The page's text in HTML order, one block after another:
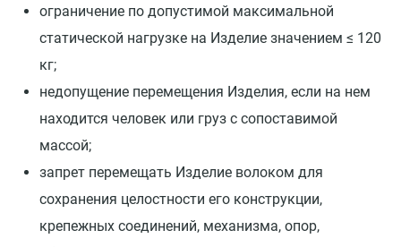
ограничение по допустимой максимальной
статической нагрузке на Изделие значением ≤ 120
кг;
недопущение перемещения Изделия, если на нем
находится человек или груз с сопоставимой
массой;
запрет перемещать Изделие волоком для
сохранения целостности его конструкции,
крепежных соединений, механизма, опор,